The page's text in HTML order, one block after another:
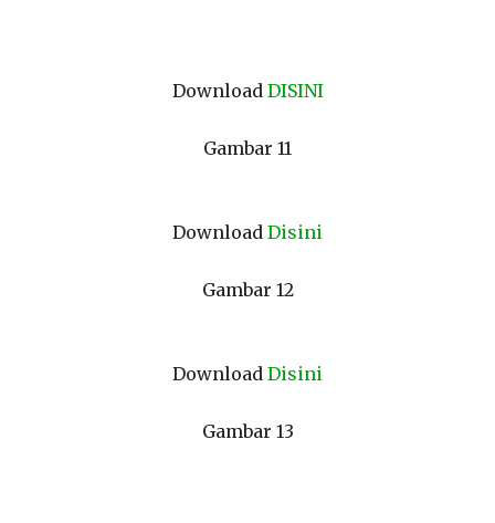
Download DISINI
Gambar 11
Download Disini
Gambar 12
Download Disini
Gambar 13